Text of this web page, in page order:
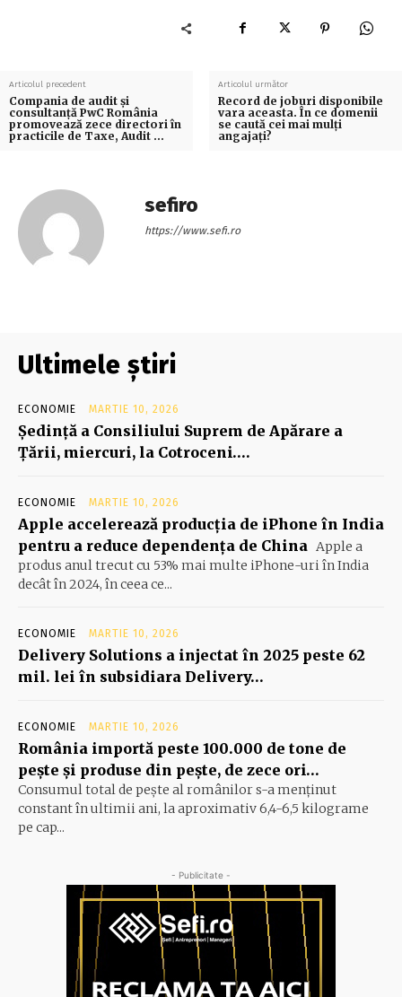
Articolul precedent
Compania de audit şi
consultanţă PwC România
promovează zece directori în
practicile de Taxe, Audit …
Articolul următor
Record de joburi disponibile
vara aceasta. În ce domenii
se caută cei mai mulți
angajați?
sefiro
https://www.sefi.ro
Ultimele știri
ECONOMIE MARTIE 10, 2026
Şedinţă a Consiliului Suprem de Apărare a
Ţării, miercuri, la Cotroceni….
ECONOMIE MARTIE 10, 2026
Apple accelerează producția de iPhone în India
pentru a reduce dependența de China Apple a
produs anul trecut cu 53% mai multe iPhone-uri în India
decât în 2024, în ceea ce...
ECONOMIE MARTIE 10, 2026
Delivery Solutions a injectat în 2025 peste 62
mil. lei în subsidiara Delivery…
ECONOMIE MARTIE 10, 2026
România importă peste 100.000 de tone de
peşte şi produse din peşte, de zece ori…
Consumul total de peşte al ro­mâ­nilor s-a menţinut
constant în ul­timii ani, la aproximativ 6,4-6,5 ki­lograme
pe cap...
- Publicitate -